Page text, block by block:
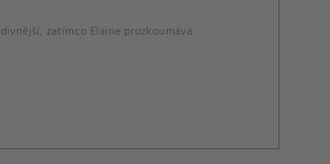
zatímco Elaine prozkoumává